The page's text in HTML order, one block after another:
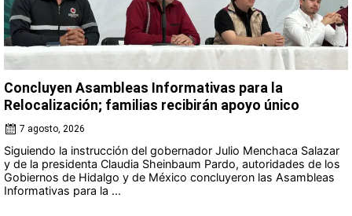
Concluyen Asambleas Informativas para la
Relocalización; familias recibirán apoyo único
7 agosto, 2026
Siguiendo la instrucción del gobernador Julio Menchaca Salazar
y de la presidenta Claudia Sheinbaum Pardo, autoridades de los
Gobiernos de Hidalgo y de México concluyeron las Asambleas
Informativas para la ...